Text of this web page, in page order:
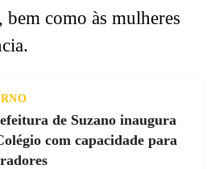
como às mulheres
de Suzano inaugura
com capacidade para